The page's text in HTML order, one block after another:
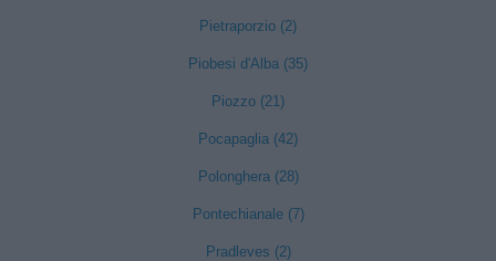
Pietraporzio (2)
Piobesi d'Alba (35)
Piozzo (21)
Pocapaglia (42)
Polonghera (28)
Pontechianale (7)
Pradleves (2)